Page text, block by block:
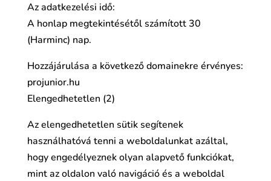
Az adatkezelési idő:
A honlap megtekintésétől számított 30
(Harminc) nap.
Hozzájárulása a következő domainekre érvényes:
projunior.hu
Elengedhetetlen (2)
Az elengedhetetlen sütik segítenek
használhatóvá tenni a weboldalunkat azáltal,
hogy engedélyeznek olyan alapvető funkciókat,
mint az oldalon való navigáció és a weboldal